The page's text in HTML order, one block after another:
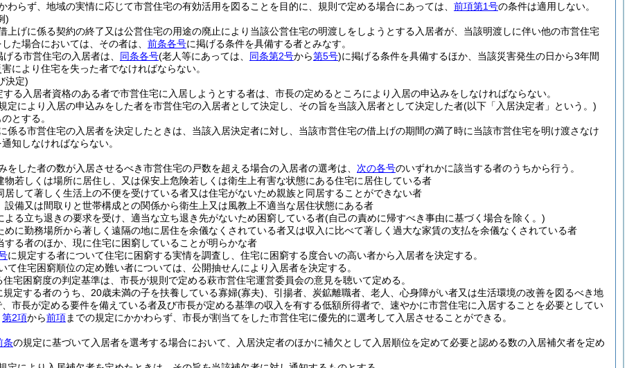
わらず、地域の実情に応じて市営住宅の有効活用を図ることを目的に、規則で定める場合にあっては、 前項第1号の条件は適用しない。
)
上げに係る契約の終了又は公営住宅の用途の廃止により当該公営住宅の明渡しをしようとする入居者が、当該明渡しに伴い他の市営住宅
た場合においては、その者は、 前条各号に掲げる条件を具備する者とみなす。
げる市営住宅の入居者は、 同条各号(老人等にあっては、 同条第2号から第5号)に掲げる条件を具備するほか、当該災害発生の日から3年間
により住宅を失った者でなければならない。
決定)
する入居者資格のある者で市営住宅に入居しようとする者は、市長の定めるところにより入居の申込みをしなければならない。
定により入居の申込みをした者を市営住宅の入居者として決定し、その旨を当該入居者として決定した者(以下「入居決定者」という。)
とする。
係る市営住宅の入居者を決定したときは、当該入居決定者に対し、当該市営住宅の借上げの期間の満了時に当該市営住宅を明け渡さなけ
知しなければならない。
をした者の数が入居させるべき市営住宅の戸数を超える場合の入居者の選考は、 次の各号のいずれかに該当する者のうちから行う。
物若しくは場所に居住し、又は保安上危険若しくは衛生上有害な状態にある住宅に居住している者
居して著しく生活上の不便を受けている者又は住宅がないため親族と同居することができない者
設備又は間取りと世帯構成との関係から衛生上又は風教上不適当な居住状態にある者
よる立ち退きの要求を受け、適当な立ち退き先がないため困窮している者(自己の責めに帰すべき事由に基づく場合を除く。)
めに勤務場所から著しく遠隔の地に居住を余儀なくされている者又は収入に比べて著しく過大な家賃の支払を余儀なくされている者
する者のほか、現に住宅に困窮していることが明らかな者
に規定する者について住宅に困窮する実情を調査し、住宅に困窮する度合いの高い者から入居者を決定する。
て住宅困窮順位の定め難い者については、公開抽せんにより入居者を決定する。
住宅困窮度の判定基準は、市長が規則で定める萩市営住宅運営委員会の意見を聴いて定める。
規定する者のうち、20歳未満の子を扶養している寡婦(寡夫) 、引揚者、炭鉱離職者、老人、心身障がい者又は生活環境の改善を図るべき地
市長が定める要件を備えている者及び市長が定める基準の収入を有する低額所得者で、速やかに市営住宅に入居することを必要としてい
第2項から前項までの規定にかかわらず、市長が割当てをした市営住宅に優先的に選考して入居させることができる。
条の規定に基づいて入居者を選考する場合において、入居決定者のほかに補欠として入居順位を定めて必要と認める数の入居補欠者を定め